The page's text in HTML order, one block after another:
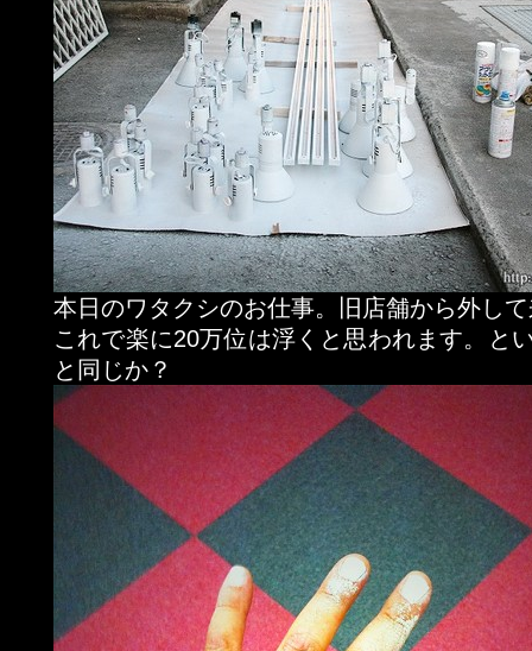
本日のワタクシのお仕事。旧店舗から外し
これで楽に20万位は浮くと思われます。と
と同じか？